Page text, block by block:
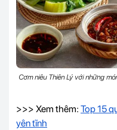
Cơm niêu Thiên Lý với những
>>> Xem thêm: Top 15
yên tĩnh